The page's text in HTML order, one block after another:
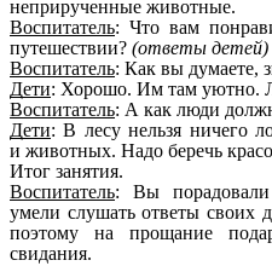
неприрученные животные.
Воспитатель: Что вам
путешествии? (ответы детей)
Воспитатель: Как вы думаете,
Дети: Хорошо. Им там уютно.
Воспитатель: А как люди
Дети: В лесу нельзя ничего
и животных. Надо беречь
Итог занятия.
Воспитатель: Вы
умели слушать ответы своих
поэтому на прощание
свидания.